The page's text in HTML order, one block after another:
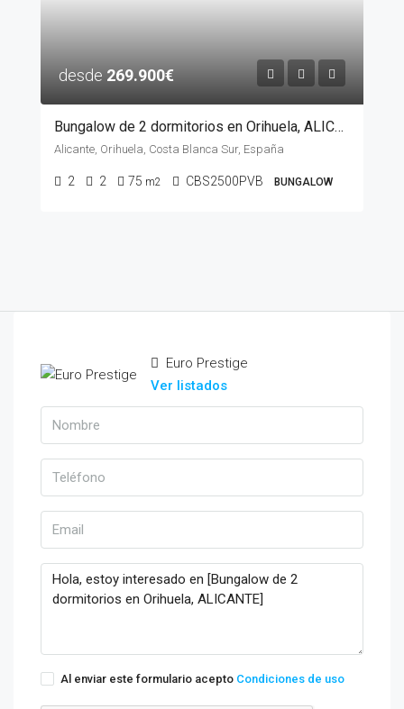
desde 269.900€
Bungalow de 2 dormitorios en Orihuela, ALICANTE
Alicante, Orihuela, Costa Blanca Sur, España
2 2 75 m2 CBS2500PVB BUNGALOW
Euro Prestige
Ver listados
Al enviar este formulario acepto Condiciones de uso